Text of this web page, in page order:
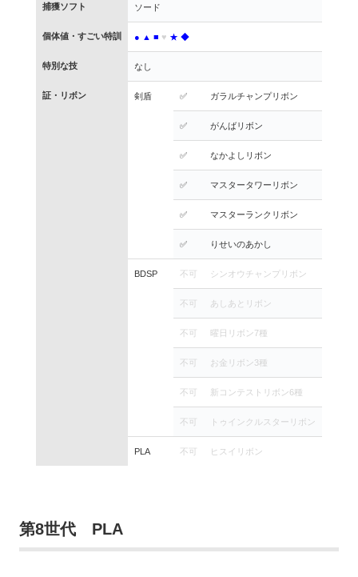
捕獲ソフト ソード
個体値・すごい特訓 ● ▲ ■ ♥ ★ ◆
特別な技 なし
証・リボン 剣盾 ✅ ガラルチャンプリボン
✅ がんばリボン
✅ なかよしリボン
✅ マスタータワーリボン
✅ マスターランクリボン
✅ りせいのあかし
BDSP 不可 シンオウチャンプリボン
不可 あしあとリボン
不可 曜日リボン7種
不可 お金リボン3種
不可 新コンテストリボン6種
不可 トゥインクルスターリボン
PLA 不可 ヒスイリボン
第8世代 PLA